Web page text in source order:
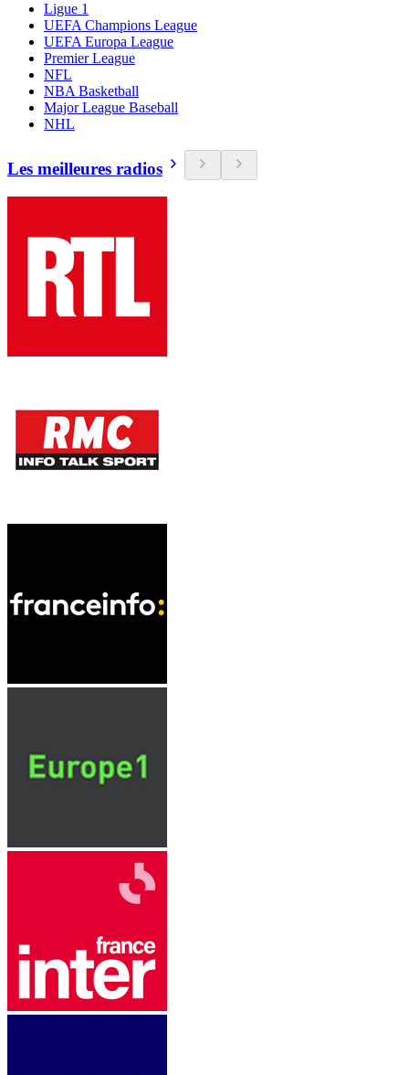
Ligue 1
UEFA Champions League
UEFA Europa League
Premier League
NFL
NBA Basketball
Major League Baseball
NHL
Les meilleures radios